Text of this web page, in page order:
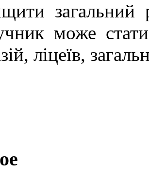
загальний
може
ліцеїв,